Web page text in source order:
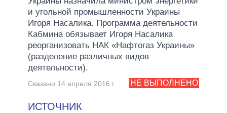
МЭРЫ
ВСЕ ПЕРСОНЫ
и угольной промышленности Украины
Игоря Насалика. Программа деятельности
Кабмина обязывает Игоря Насалика
реорганизовать НАК «Нафтогаз Украины»
(разделение различных видов
деятельности).
НЕ ВЫПОЛНЕНО
Сказано 14 апреля 2016 г.
ИСТОЧНИК